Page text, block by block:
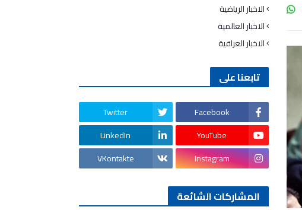
الاخبار الرياضية
الاخبار العالمية
الاخبار العراقية
تابعنا على
Facebook
Twitter
YouTube
LinkedIn
Instagram
VKontakte
المشاركات الشائعة